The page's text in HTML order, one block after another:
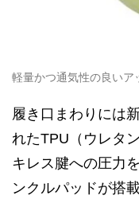
軽量かつ通気性の良いア
履き口まわりには
れたTPU（ウレタ
キレス腱への圧力
ンクルパッドが搭載